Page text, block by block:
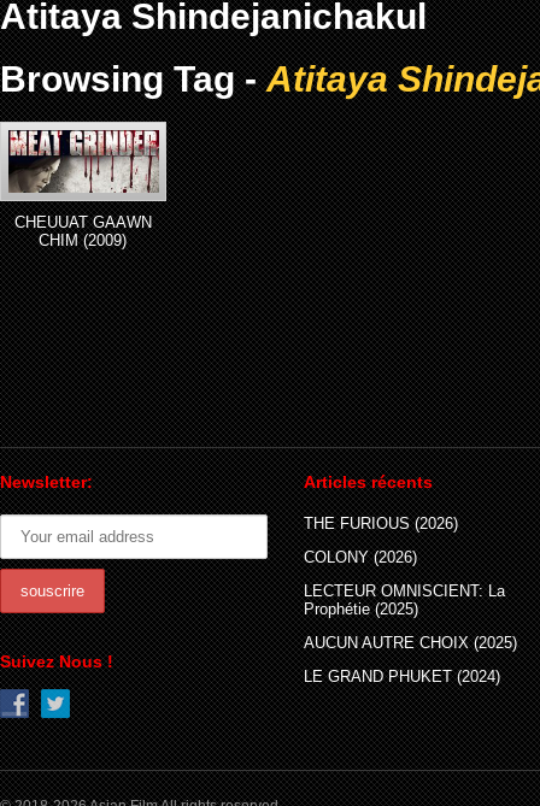
Atitaya Shindejanichakul
Browsing Tag -Atitaya
CHEUUAT GAAWN
CHIM (2009)
Newsletter:
Suivez Nous !
Articles récents
THE FURIOUS (2026)
COLONY (2026)
LECTEUR OMNISCIENT: La
Prophétie (2025)
AUCUN AUTRE CHOIX (2025)
LE GRAND PHUKET (2024)